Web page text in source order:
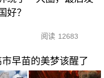
好？
阅读 12683
早苗的美梦该醒了